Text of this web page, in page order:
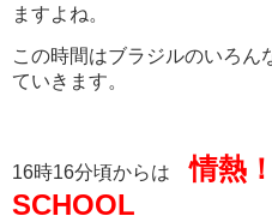
ますよね。
この時間はブラジルのいろん
ていきます。
16時16分頃からは情熱
SCHOOL